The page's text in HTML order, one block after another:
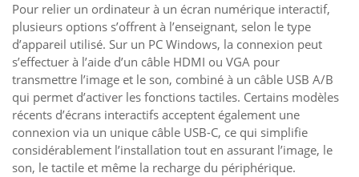
Pour relier un ordinateur à un écran numérique interactif,
plusieurs options s’offrent à l’enseignant, selon le type
d’appareil utilisé. Sur un PC Windows, la connexion peut
s’effectuer à l’aide d’un câble HDMI ou VGA pour
transmettre l’image et le son, combiné à un câble USB A/B
qui permet d’activer les fonctions tactiles. Certains modèles
récents d’écrans interactifs acceptent également une
connexion via un unique câble USB-C, ce qui simplifie
considérablement l’installation tout en assurant l’image, le
son, le tactile et même la recharge du périphérique.